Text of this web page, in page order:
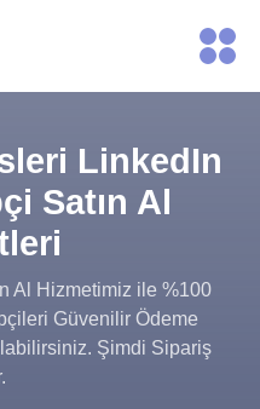
LinkedIn
Satın Al
Al Hizmetimiz ile %100
Güvenilir Ödeme
Şimdi Sipariş